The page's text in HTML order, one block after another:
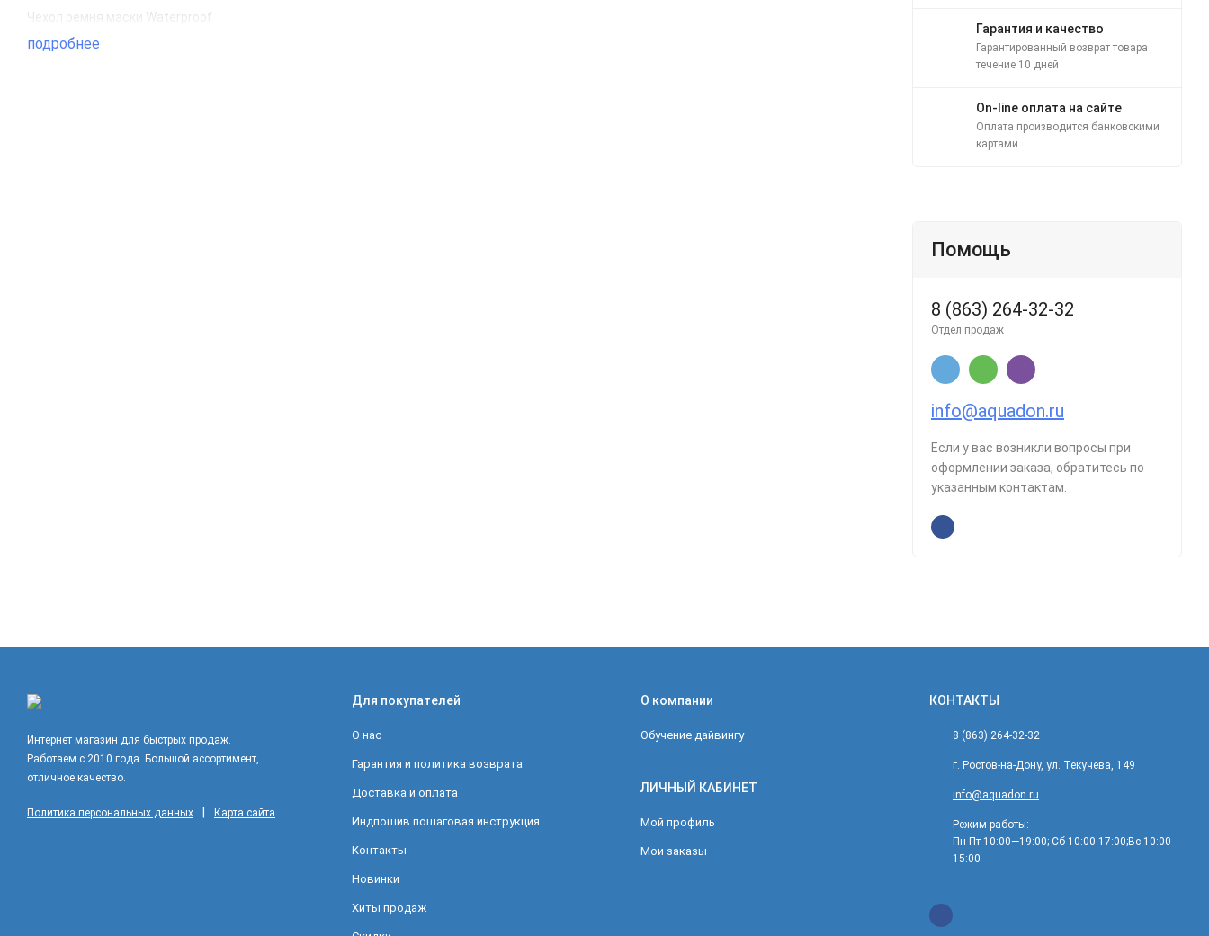
Чехол ремня маски Waterproof
подробнее
Гарантия и качество
Гарантированный возврат товара
течение 10 дней
On-line оплата на сайте
Оплата производится банковскими
картами
Помощь
8 (863) 264-32-32
Отдел продаж
info@aquadon.ru
Если у вас возникли вопросы при
оформлении заказа, обратитесь по
указанным контактам.
Интернет магазин для быстрых продаж.
Работаем с 2010 года. Большой ассортимент,
отличное качество.
Политика персональных данных Карта сайта
Для покупателей
О нас
Гарантия и политика возврата
Доставка и оплата
Индпошив пошаговая инструкция
Контакты
Новинки
Хиты продаж
О компании
Обучение дайвингу
ЛИЧНЫЙ КАБИНЕТ
Мой профиль
Мои заказы
КОНТАКТЫ
8 (863) 264-32-32
г. Ростов-на-Дону, ул. Текучева, 149
info@aquadon.ru
Режим работы:
Пн-Пт 10:00—19:00; Сб 10:00-17:00;Вс 10:00-
15:00